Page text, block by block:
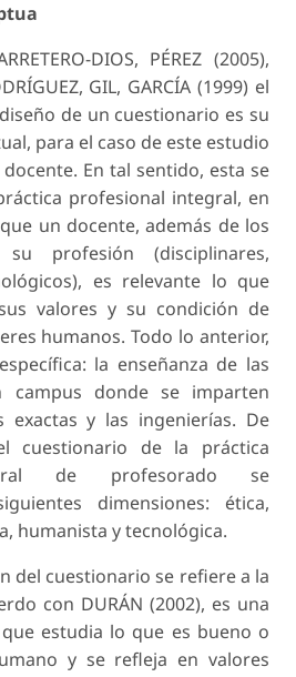
DIOS, PÉREZ (2005),
GIL, GARCÍA (1999) el
de un cuestionario es su
para el caso de este estudio
En tal sentido, esta se
profesional integral, en
un docente, además de los
profesión (disciplinares,
es relevante lo que
valores y su condición de
humanos. Todo lo anterior,
la enseñanza de las
campus donde se imparten
exactas y las ingenierías. De
cuestionario de la práctica
de profesorado se
dimensiones: ética,
humanista y tecnológica.
del cuestionario se refiere a la
con DURÁN (2002), es una
estudia lo que es bueno o
y se refleja en valores